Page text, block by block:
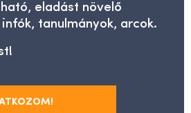
eladást növelő
tanulmányok, arcok.